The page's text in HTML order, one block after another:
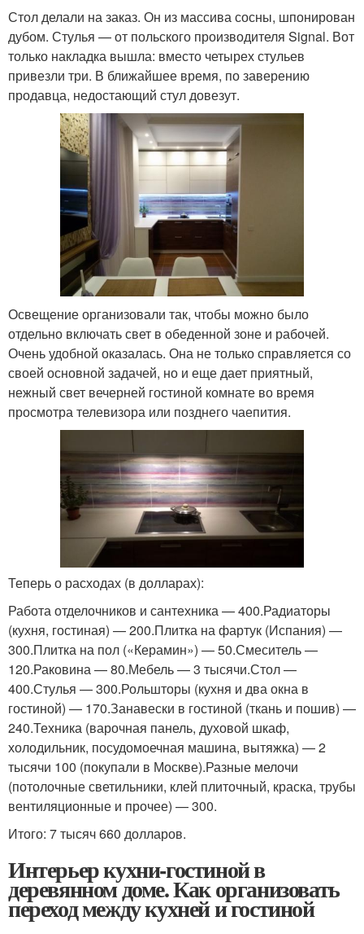
Стол делали на заказ. Он из массива сосны, шпонирован
дубом. Стулья — от польского производителя Signal. Вот
только накладка вышла: вместо четырех стульев
привезли три. В ближайшее время, по заверению
продавца, недостающий стул довезут.
Освещение организовали так, чтобы можно было
отдельно включать свет в обеденной зоне и рабочей.
Очень удобной оказалась. Она не только справляется со
своей основной задачей, но и еще дает приятный,
нежный свет вечерней гостиной комнате во время
просмотра телевизора или позднего чаепития.
Теперь о расходах (в долларах):
Работа отделочников и сантехника — 400.Радиаторы
(кухня, гостиная) — 200.Плитка на фартук (Испания) —
300.Плитка на пол («Керамин») — 50.Смеситель —
120.Раковина — 80.Мебель — 3 тысячи.Стол —
400.Стулья — 300.Рольшторы (кухня и два окна в
гостиной) — 170.Занавески в гостиной (ткань и пошив) —
240.Техника (варочная панель, духовой шкаф,
холодильник, посудомоечная машина, вытяжка) — 2
тысячи 100 (покупали в Москве).Разные мелочи
(потолочные светильники, клей плиточный, краска, трубы
вентиляционные и прочее) — 300.
Итого: 7 тысяч 660 долларов.
Интерьер кухни-гостиной в
деревянном доме. Как организовать
переход между кухней и гостиной